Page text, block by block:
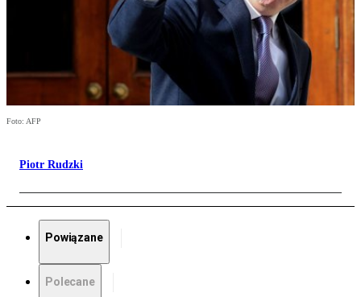
Foto: AFP
Piotr Rudzki
Powiązane
Polecane